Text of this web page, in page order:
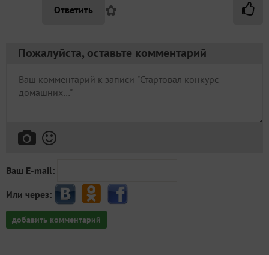
Ответить ✿
Пожалуйста, оставьте комментарий
Ваш E-mail:
Или через:
добавить комментарий